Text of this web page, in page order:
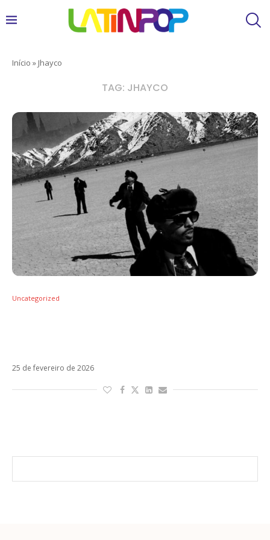
Início » Jhayco
TAG: JHAYCO
Uncategorized
25 de fevereiro de 2026